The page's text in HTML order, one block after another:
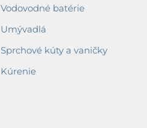
Vodovodné batérie
Umývadlá
Sprchové kúty a vaničky
Kúrenie